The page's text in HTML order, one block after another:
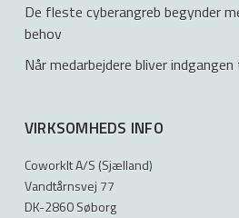
De fleste cyberangreb begynder
behov
Når medarbejdere bliver
VIRKSOMHEDS INFO
CoworkIt A/S (Sjælland)
Vandtårnsvej 77
DK-2860 Søborg